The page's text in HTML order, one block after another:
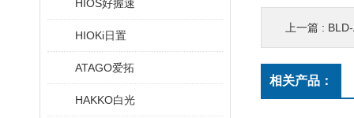
HIOS好握速
HIOKi日置
ATAGO爱拓
HAKKO白光
上一篇 : BLD-
相关产品：